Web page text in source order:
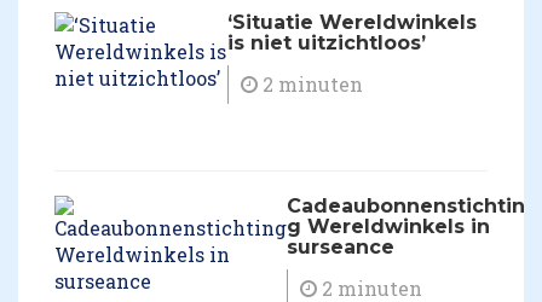
‘Situatie Wereldwinkels
is niet uitzichtloos’
2 minuten
Cadeaubonnenstichtin
g Wereldwinkels in
surseance
2 minuten